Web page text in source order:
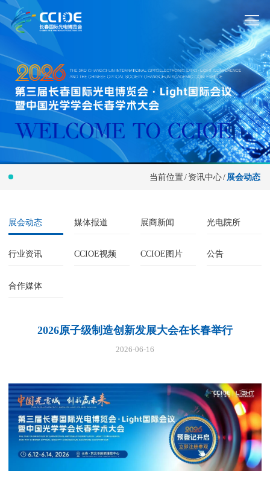
当前位置/资讯中心/展会动态
展会动态 媒体报道 展商新闻 光电院所
行业资讯 CCIOE视频 CCIOE图片 公告
合作媒体
2026原子级制造创新发展大会在长春举行
2026-06-16